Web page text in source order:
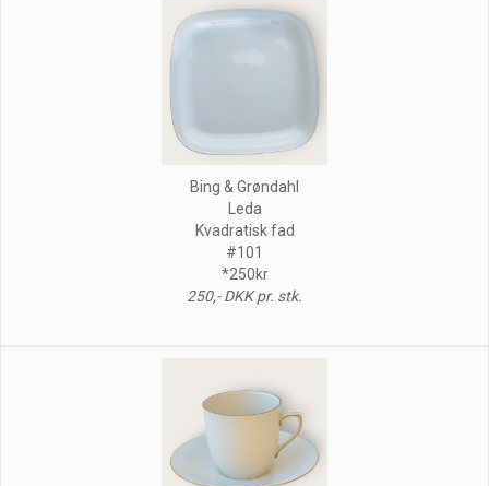
Bing & Grøndahl
Leda
Kvadratisk fad
#101
*250kr
250,- DKK pr. stk.